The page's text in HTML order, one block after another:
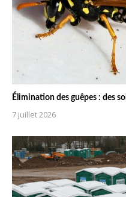
Élimination des guêpes : des
7 juillet 2026